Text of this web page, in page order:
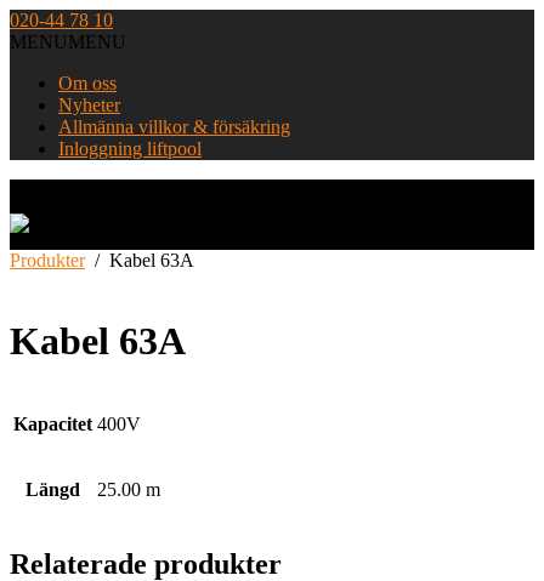
Skip
to
020-44 78 10
MENUMENU
Om oss
Nyheter
Allmänna villkor & försäkring
Inloggning liftpool
Produkter/ Kabel 63A
Kabel 63A
Kapacitet 400V
Längd 25.00 m
Relaterade produkter